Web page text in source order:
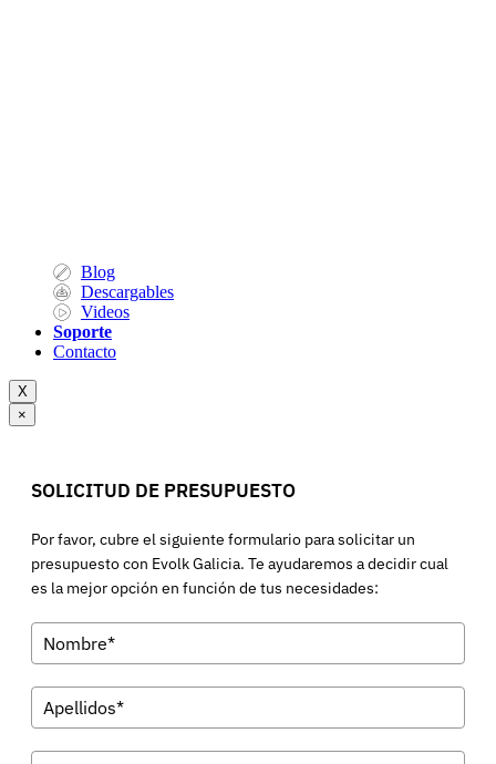
Blog
Descargables
Videos
Soporte
Contacto
X
×
SOLICITUD DE PRESUPUESTO
Por favor, cubre el siguiente formulario para solicitar un
presupuesto con Evolk Galicia. Te ayudaremos a decidir cual
es la mejor opción en función de tus necesidades: